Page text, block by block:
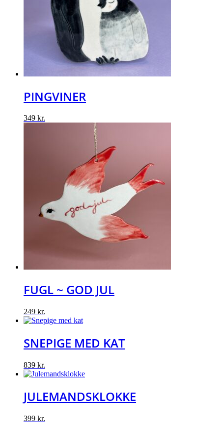
PINGVINER
349 kr.
FUGL ~ GOD JUL
249 kr.
SNEPIGE MED KAT
839 kr.
JULEMANDSKLOKKE
399 kr.